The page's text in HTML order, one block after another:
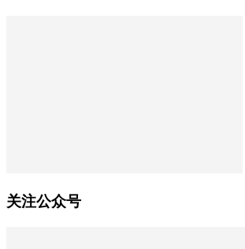
关注公众号